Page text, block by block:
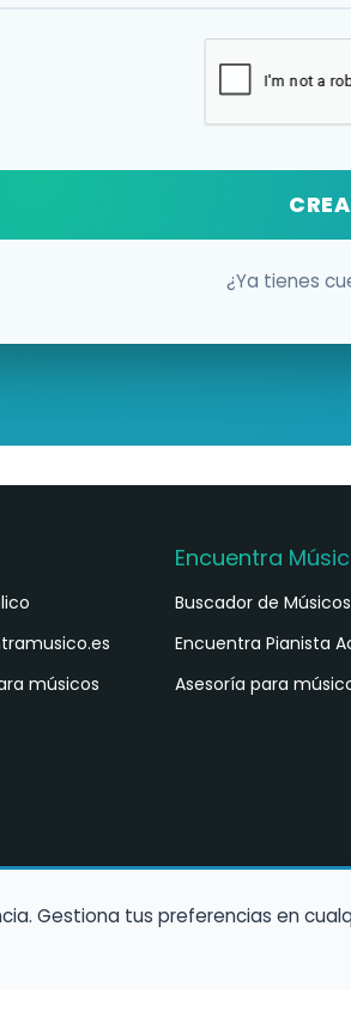
¿Ya tienes
músicos
Encuentra
Buscador de Músicos
Encuentra Pianista
Asesoría para
Gestiona tus preferencias en